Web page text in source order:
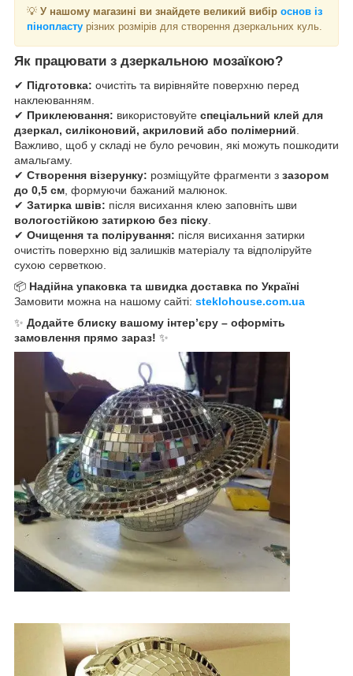
💡 У нашому магазині ви знайдете великий вибір основ із
пінопласту різних розмірів для створення дзеркальних куль.
Як працювати з дзеркальною мозаїкою?
✔ Підготовка: очистіть та вирівняйте поверхню перед
наклеюванням.
✔ Приклеювання: використовуйте спеціальний клей для
дзеркал, силіконовий, акриловий або полімерний
Важливо, щоб у складі не було речовин, які можуть пошкодити
амальгаму.
✔ Створення візерунку: розміщуйте фрагменти з зазором
до 0,5 см , формуючи бажаний малюнок.
✔ Затирка швів: після висихання клею заповніть шви
вологостійкою затиркою без піску
✔ Очищення та полірування: після висихання затирки
очистіть поверхню від залишків матеріалу та відполіруйте
сухою серветкою.
📦 Надійна упаковка та швидка доставка по Україні
Замовити можна на нашому сайті: steklohouse.com.ua
✨ Додайте блиску вашому інтер’єру – оформіть
замовлення прямо зараз! ✨